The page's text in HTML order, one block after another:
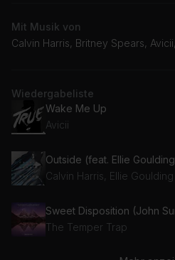
Mit Musik von
Calvin Harris, Britney Spears,
Wiedergabeliste
Wake Me Up
Avicii
Outside (feat. Ellie
Calvin Harris, Ellie Goulding
Sweet Disposition (John
The Temper Trap